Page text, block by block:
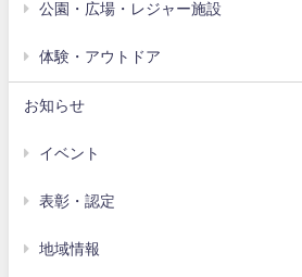
公園・広場・レジャー施設
体験・アウトドア
お知らせ
イベント
表彰・認定
地域情報